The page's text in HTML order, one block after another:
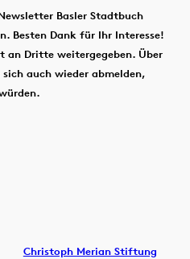
Basler Stadtbuch
Besten Dank für Ihr Interesse!
an Dritte weitergegeben. Über
auch wieder abmelden,
Christoph Merian Stiftung